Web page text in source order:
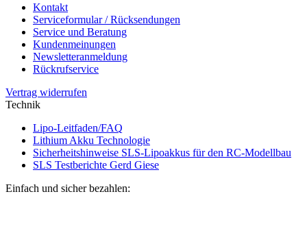
Kontakt
Serviceformular / Rücksendungen
Service und Beratung
Kundenmeinungen
Newsletteranmeldung
Rückrufservice
Vertrag widerrufen
Technik
Lipo-Leitfaden/FAQ
Lithium Akku Technologie
Sicherheitshinweise SLS-Lipoakkus für den RC-Modellbau
SLS Testberichte Gerd Giese
Einfach und sicher bezahlen: